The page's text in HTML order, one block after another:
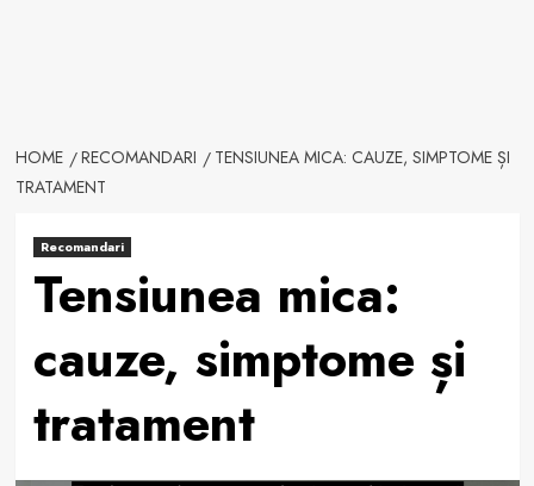
HOME RECOMANDARI
TENSIUNEA MICA: CAUZE, SIMPTOME ȘI
TRATAMENT
Recomandari
Tensiunea mica:
cauze, simptome și
tratament